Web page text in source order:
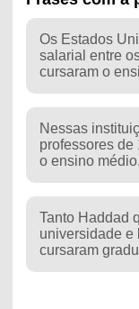
Os Estados
salarial entre
cursaram o
Nessas
professores de
o ensino médio.
Tanto Haddad
universidade e
cursaram